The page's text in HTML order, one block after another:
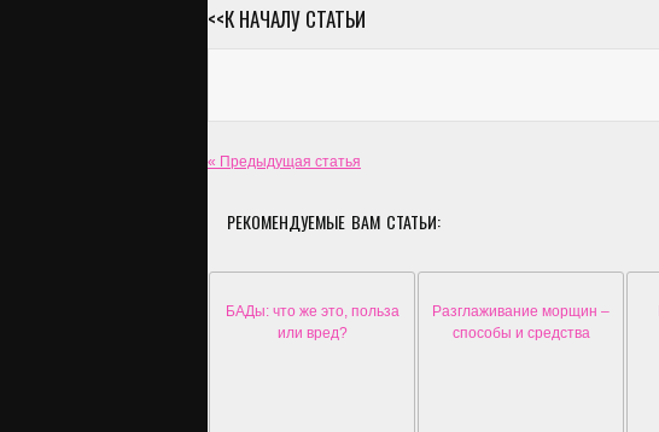
<<К НАЧАЛУ СТАТЬИ
« Предыдущая статья
РЕКОМЕНДУЕМЫЕ ВАМ СТАТЬИ:
БАДы: что же это, польза
или вред?
Разглаживание морщин –
способы и средства